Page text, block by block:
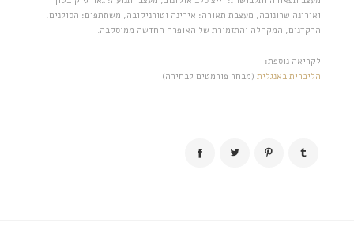
ואירינה שרונובה, מעצבת תאורה: אירינה וטורניקובה, משתתפים: הסולנים,
הרקדנים, המקהלה והתזמורת של האופרה החדשה ממוסקבה.
לקריאה נוספת:
הליברית באנגלית (מבחר פורמטים לבחירה)